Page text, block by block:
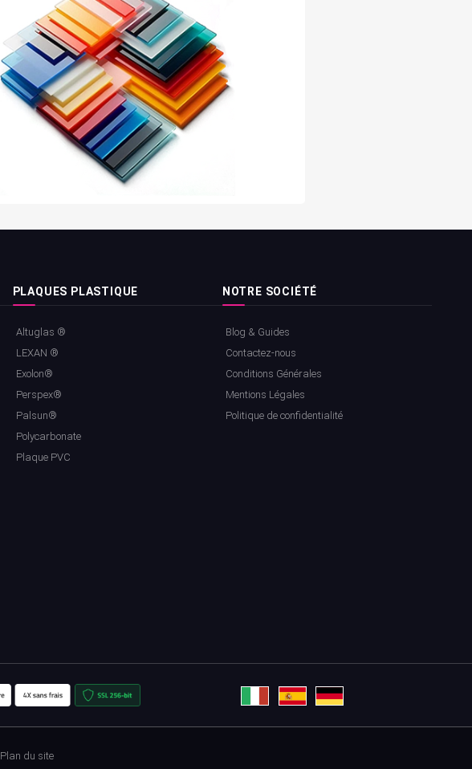
PLAQUES PLASTIQUE
Altuglas ®
LEXAN ®
Exolon®
Perspex®
Palsun®
Polycarbonate
Plaque PVC
NOTRE SOCIÉTÉ
Blog & Guides
Contactez-nous
Conditions Générales
Mentions Légales
Politique de confidentialité
Plan du site